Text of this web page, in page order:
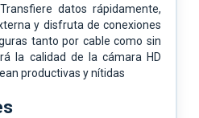
datos rápidamente,
y disfruta de conexiones
tanto por cable como sin
la calidad de la cámara HD
productivas y nítidas